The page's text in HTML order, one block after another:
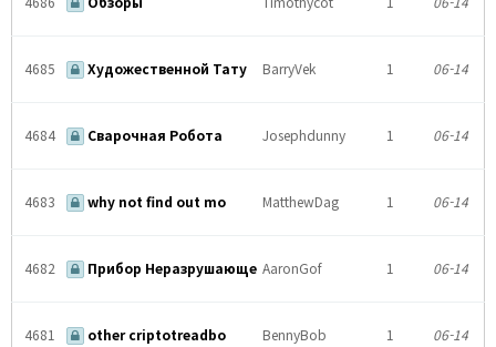
4685 Художественной Тату BarryVek 1 06-14
4684 Сварочная Робота Josephdunny 1 06-14
4683 why not find out mo MatthewDag 1 06-14
4682 Прибор Неразрушающе AaronGof 1 06-14
4681 other criptotreadbo BennyBob 1 06-14